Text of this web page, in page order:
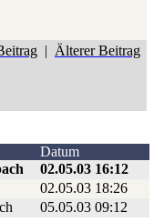
| Älterer Beitrag
Datum
02.05.03 16:12
02.05.03 18:26
05.05.03 09:12